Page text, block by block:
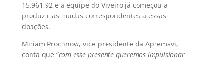
15.961,92 e a equipe do Viveiro já começou a
produzir as mudas correspondentes a essas
doações.
Miriam Prochnow, vice-presidente da Apremavi,
conta que “com esse presente queremos impulsionar